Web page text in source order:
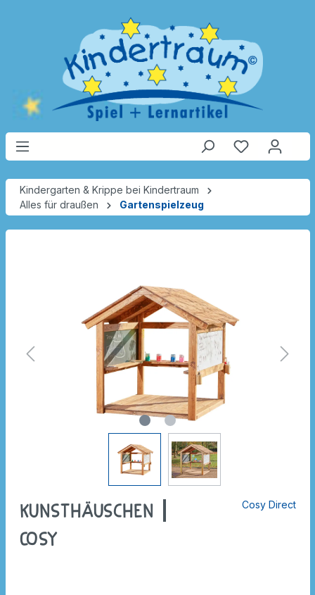
Kindergarten & Krippe bei Kindertraum
Alles für draußen
Gartenspielzeug
Kunsthäuschen |
Cosy
Cosy Direct